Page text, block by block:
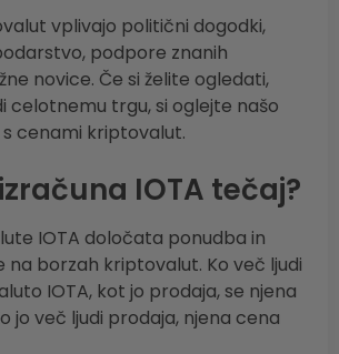
vplivajo politični dogodki,
podpore znanih
novice. Če si želite ogledati,
celotnemu trgu, si oglejte našo
cenami kriptovalut.
IOTA tečaj?
IOTA določata ponudba in
na borzah kriptovalut. Ko več ljudi
IOTA, kot jo prodaja, se njena
jo več ljudi prodaja, njena cena